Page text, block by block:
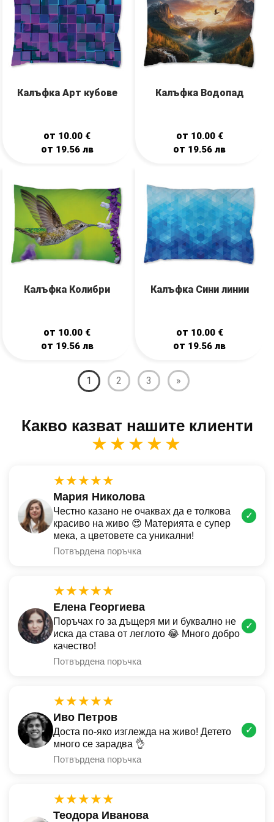
Калъфка Арт кубове
от 10.00 €
от 19.56 лв
Калъфка Водопад
от 10.00 €
от 19.56лв
Калъфка Колибри
от 10.00 €
от 19.56 лв
Калъфка Сини линии
от 10.00 €
от 19.56лв
1 2 3 »
Какво казват нашите клиенти
★★★★★
★★★★★
Мария Николова
Честно казано не очаквах да е толкова
красиво на живо 😍 Материята е супер
мека, а цветовете са уникални!
Потвърдена поръчка
✓
★★★★★
Елена Георгиева
Поръчах го за дъщеря ми и буквално не
иска да става от леглото 😂 Много добро
качество!
Потвърдена поръчка
✓
★★★★★
Иво Петров
Доста по-яко изглежда на живо! Детето
много се зарадва 👌
Потвърдена поръчка
✓
★★★★★
Теодора Иванова